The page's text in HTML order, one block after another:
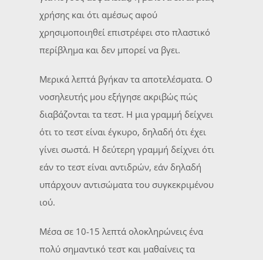
χρήσης και ότι αμέσως αφού
χρησιμοποιηθεί επιστρέφει στο πλαστικό
περίβλημα και δεν μπορεί να βγει.
Μερικά λεπτά βγήκαν τα αποτελέσματα. Ο
νοσηλευτής μου εξήγησε ακριβώς πώς
διαβάζονται τα τεστ. Η μια γραμμή δείχνει
ότι το τεστ είναι έγκυρο, δηλαδή ότι έχει
γίνει σωστά. Η δεύτερη γραμμή δείχνει ότι
εάν το τεστ είναι αντιδρών, εάν δηλαδή
υπάρχουν αντισώματα του συγκεκριμένου
ιού.
Μέσα σε 10-15 λεπτά ολοκληρώνεις ένα
πολύ σημαντικό τεστ και μαθαίνεις τα